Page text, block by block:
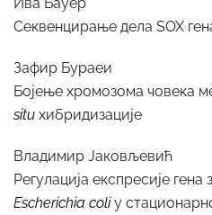
Секвенцирање дела SOX
Зафир Бураеи
Бојење хромозома човека
situ хибридизације
Владимир Јаковљевић
Регулација експресије
Escherichia coliу